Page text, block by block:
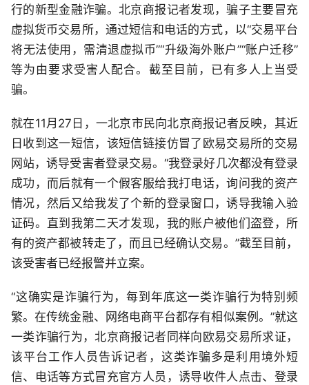
行的新型金融诈骗。北京商报记者发现，骗子主要冒充
虚拟货币交易所，通过短信和电话的方式，以“交易平台
将无法使用，需清退虚拟币”“升级海外账户”“账户迁移”
等为由要求受害人配合。截至目前，已有多人上当受
骗。
就在11月27日，一北京市民向北京商报记者反映，其近
日收到这一短信，该短信链接仿冒了欧易交易所的交易
网站，诱导受害者登录交易。“我登录好几次都没有登录
成功，而后就有一个假客服给我打电话，询问我的资产
情况，然后又给我发了个新的登录窗口，诱导我输入验
证码。直到我第二天才发现，我的账户被他们盗登，所
有的资产都被转走了，而且已经确认交易。”截至目前，
该受害者已经报警并立案。
“这确实是诈骗行为，每到年底这一类诈骗行为特别频
繁。在传统金融、网络电商平台都存有相似案例。”就这
一类诈骗行为，北京商报记者同样向欧易交易所求证，
该平台工作人员告诉记者，这类诈骗多是利用境外短
信、电话等方式冒充官方人员，诱导收件人点击、登录